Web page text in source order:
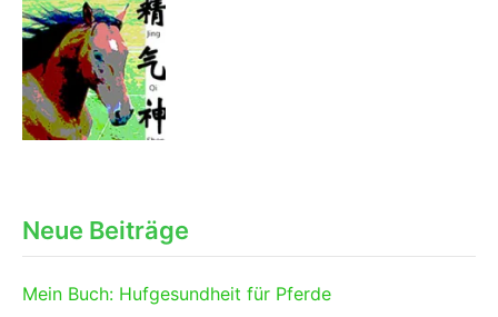
Neue Beiträge
Mein Buch: Hufgesundheit für Pferde